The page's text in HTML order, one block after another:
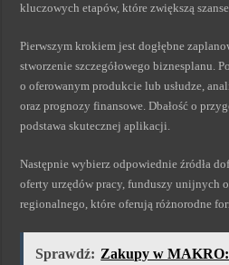
kluczowych etapów, które zwiększą
Pierwszym krokiem jest dogłębne
stworzenie szczegółowego biznesplanu.
o oferowanym produkcie lub usłudze,
oraz prognozy finansowe. Dbałość o
podstawa skutecznej aplikacji.
Następnie wybierz odpowiednie źródła
oferty urzędów pracy, funduszy unijnych
regionalnego, które oferują różnorodne
Sprawdź: Zakupy w